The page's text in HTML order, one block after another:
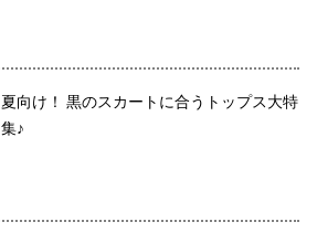
夏向け！ 黒のスカートに合うトップス大特
集♪